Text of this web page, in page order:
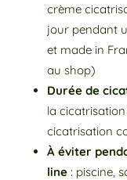
crème
jour pendant
et made in
au shop)
Durée de
la
cicatrisation
À éviter
line: piscine,